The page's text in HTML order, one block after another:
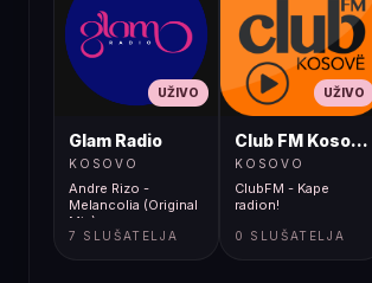
UŽIVO
Glam Radio
KOSOVO
Andre Rizo -
Melancolia (Original
Mix)
7 SLUŠATELJA
UŽIVO
Club FM Kosovë
KOSOVO
ClubFM - Kape
radion!
0 SLUŠATELJA